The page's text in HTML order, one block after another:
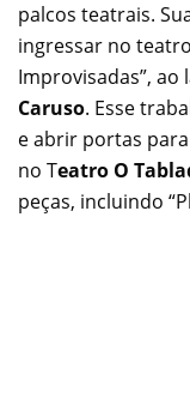
palcos teatrais.
ingressar no
Improvisadas”, ao
Caruso. Esse
e abrir portas
no Teatro O
peças, incluindo